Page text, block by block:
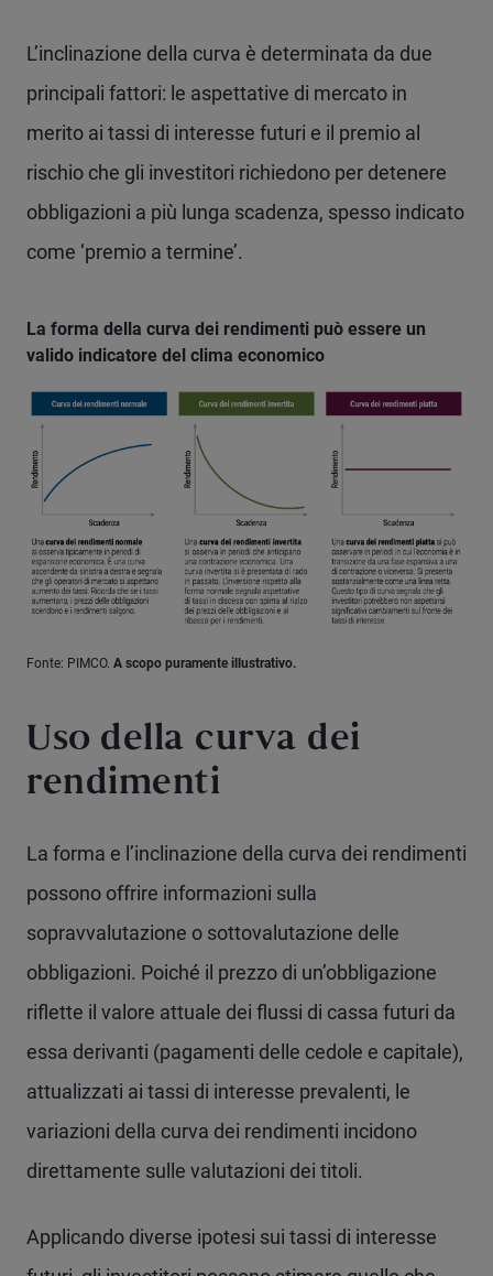
L’inclinazione della curva è determinata da due
principali fattori: le aspettative di mercato in
merito ai tassi di interesse futuri e il premio al
rischio che gli investitori richiedono per detenere
obbligazioni a più lunga scadenza, spesso indicato
come ‘premio a termine’.
La forma della curva dei rendimenti può essere un
valido indicatore del clima economico
Fonte: PIMCO. A scopo puramente illustrativo.
Uso della curva dei
rendimenti
La forma e l’inclinazione della curva dei rendimenti
possono offrire informazioni sulla
sopravvalutazione o sottovalutazione delle
obbligazioni. Poiché il prezzo di un’obbligazione
riflette il valore attuale dei flussi di cassa futuri da
essa derivanti (pagamenti delle cedole e capitale),
attualizzati ai tassi di interesse prevalenti, le
variazioni della curva dei rendimenti incidono
direttamente sulle valutazioni dei titoli.
Applicando diverse ipotesi sui tassi di interesse